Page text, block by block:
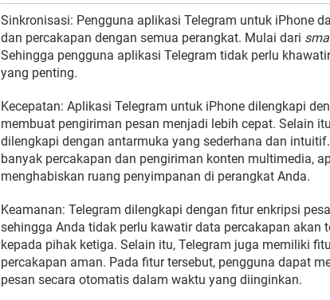
Sinkronisasi: Pengguna aplikasi Telegram untuk iPhone
dan percakapan dengan semua perangkat. Mulai dari
Sehingga pengguna aplikasi Telegram tidak perlu
yang penting.
Kecepatan: Aplikasi Telegram untuk iPhone dilengkapi
membuat pengiriman pesan menjadi lebih cepat. Selain
dilengkapi dengan antarmuka yang sederhana dan
banyak percakapan dan pengiriman konten multimedia,
menghabiskan ruang penyimpanan di perangkat Anda.
Keamanan: Telegram dilengkapi dengan fitur enkripsi
sehingga Anda tidak perlu kawatir data percakapan akan
kepada pihak ketiga. Selain itu, Telegram juga memiliki
percakapan aman. Pada fitur tersebut, pengguna dapat
pesan secara otomatis dalam waktu yang diinginkan.